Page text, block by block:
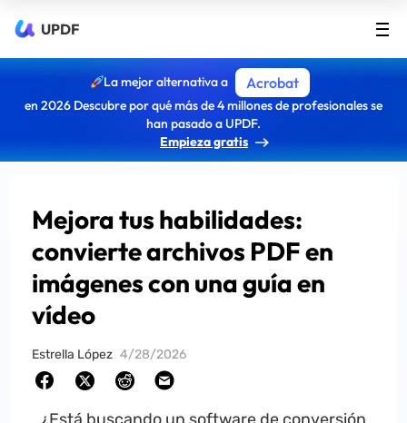
UPDF
La mejor alternativa a Acrobat
en 2026 Descubre por qué más de 4 millones de profesionales se
han pasado a UPDF.
Empieza gratis
Mejora tus habilidades:
convierte archivos PDF en
imágenes con una guía en
vídeo
Estrella López 4/28/2026